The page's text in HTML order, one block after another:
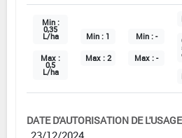
Min :
0,35
L/ha
Max :
0,5
L/ha
Min : 1
Max : 2
Min : -
Max : -
DATE D'AUTORISATION DE
23/12/2024